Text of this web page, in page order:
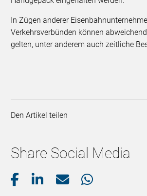
In Zügen anderer
Verkehrsverbünden können
gelten, unter anderem auch zeitliche
Den Artikel teilen
Share Social Media